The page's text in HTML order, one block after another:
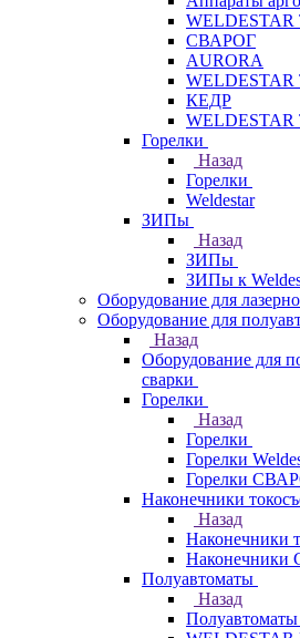
WELDESTAR
СВАРОГ
AURORA
КЕДР
WELDESTAR
Горелки
Назад
Горелки
Weldestar
ЗИПы
Назад
ЗИПы
ЗИПы к
Оборудование для
Оборудование для
Назад
Оборудование для
сварки
Горелки
Назад
Горелки
Горелки
Горелки
Наконечники
Назад
Наконечники
Полуавтоматы
Назад
Полуавтоматы